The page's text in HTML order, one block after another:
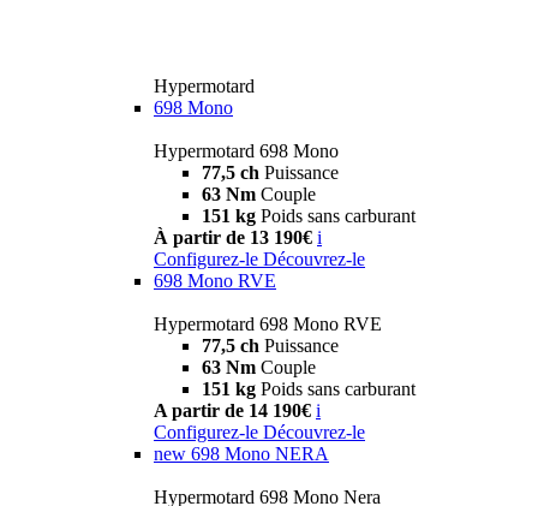
Hypermotard
698 Mono
Hypermotard 698 Mono
77,5 ch Puissance
63 Nm Couple
151 kg Poids sans carburant
À partir de 13 190€ i
Configurez-le Découvrez-le
698 Mono RVE
Hypermotard 698 Mono RVE
77,5 ch Puissance
63 Nm Couple
151 kg Poids sans carburant
A partir de 14 190€ i
Configurez-le Découvrez-le
new 698 Mono NERA
Hypermotard 698 Mono Nera